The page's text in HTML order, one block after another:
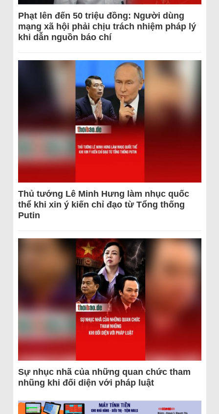
Phạt lên đến 50 triệu đồng: Người dùng
mạng xã hội phải chịu trách nhiệm pháp lý
khi dẫn nguồn báo chí
Thủ tướng Lê Minh Hưng làm nhục quốc
thể khi xin ý kiến chỉ đạo từ Tổng thống
Putin
Sự nhục nhã của những quan chức tham
nhũng khi đối diện với pháp luật